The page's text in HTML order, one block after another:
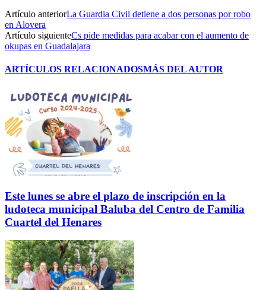
Artículo anteriorLa Guardia Civil detiene a dos personas por robo
en Alovera
Artículo siguienteCs pide medidas para acabar con el aumento de
okupas en Guadalajara
ARTÍCULOS RELACIONADOSMÁS DEL AUTOR
Este lunes se abre el plazo de inscripción en la
ludoteca municipal Baluba del Centro de Familia
Cuartel del Henares